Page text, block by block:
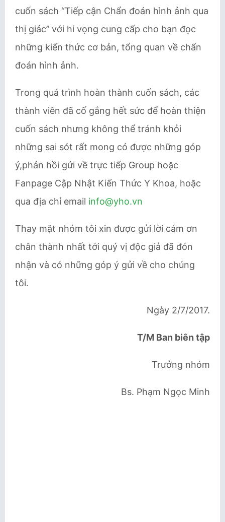
cuốn sách “Tiếp cận Chẩn đoán hình ảnh qua
thị giác’’ với hi vọng cung cấp cho bạn đọc
những kiến thức cơ bản, tổng quan về chẩn
đoán hình ảnh.
Trong quá trình hoàn thành cuốn sách, các
thành viên đã cố gắng hết sức để hoàn thiện
cuốn sách nhưng không thể tránh khỏi
những sai sót rất mong có được những góp
ý,phản hồi gửi về trực tiếp Group hoặc
Fanpage Cập Nhật Kiến Thức Y Khoa, hoặc
qua địa chỉ email info@yho.vn
Thay mặt nhóm tôi xin được gửi lời cám ơn
chân thành nhất tới quý vị độc giả đã đón
nhận và có những góp ý gửi về cho chúng
tôi.
Ngày 2/7/2017.
T/M Ban biên tập
Trưởng nhóm
Bs. Phạm Ngọc Minh